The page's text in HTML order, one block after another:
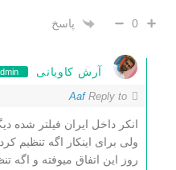
0 پاسخ
آرش کاویانی
Reply to
Aaf
انکر داخل ایران فیلتر شده
ولی برای اینکار اگه تنظیم
روز این اتفاق میوفته و اگه